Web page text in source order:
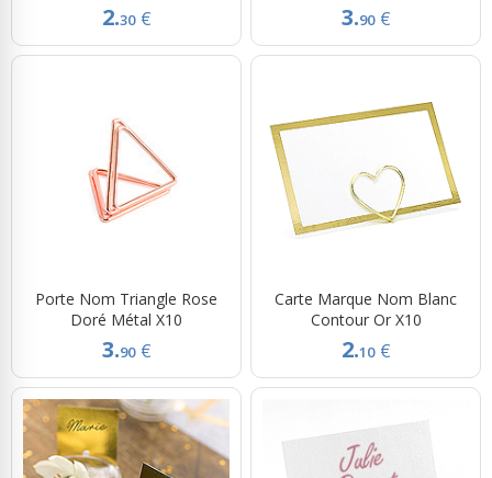
2.30 € 3.90 €
Porte Nom Triangle Rose
Doré Métal X10
3.90 €
Carte Marque Nom Blanc
Contour Or X10
2.10 €